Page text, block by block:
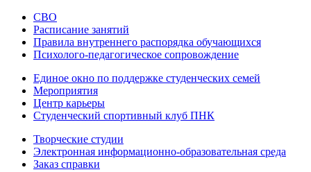
СВО
Расписание занятий
Правила внутреннего распорядка обучающихся
Психолого-педагогическое сопровождение
Единое окно по поддержке студенческих семей
Мероприятия
Центр карьеры
Студенческий спортивный клуб ПНК
Творческие студии
Электронная информационно-образовательная среда
Заказ справки